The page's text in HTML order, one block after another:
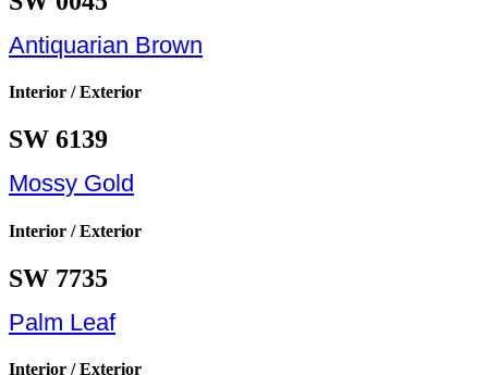
Antiquarian Brown
Interior / Exterior
SW 6139
Mossy Gold
Interior / Exterior
SW 7735
Palm Leaf
Interior / Exterior